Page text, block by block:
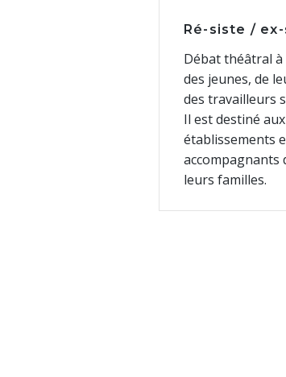
Ré-siste /
Débat théâtral
des jeunes, de
des travailleurs
Il est destiné aux
établissements
accompagnants
leurs familles.